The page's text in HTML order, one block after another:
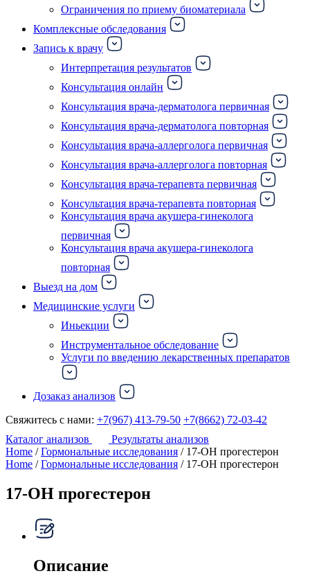
Ограничения по приему биоматериала
Комплексные обследования
Запись к врачу
Интерпретация результатов
Консультация онлайн
Консультация врача-дерматолога первичная
Консультация врача-дерматолога повторная
Консультация врача-аллерголога первичная
Консультация врача-аллерголога повторная
Консультация врача-терапевта первичная
Консультация врача-терапевта повторная
Консультация врача акушера-гинеколога
первичная
Консультация врача акушера-гинеколога
повторная
Выезд на дом
Медицинские услуги
Иньекции
Инструментальное обследование
Услуги по введению лекарственных препаратов
Дозаказ анализов
Свяжитесь с нами: +7(967) 413-79-50 +7(8662) 72-03-42
Каталог анализов
Результаты анализов
Home /Гормональные исследования / 17-ОН прогестерон
Home /Гормональные исследования / 17-ОН прогестерон
17-ОН прогестерон
Описание